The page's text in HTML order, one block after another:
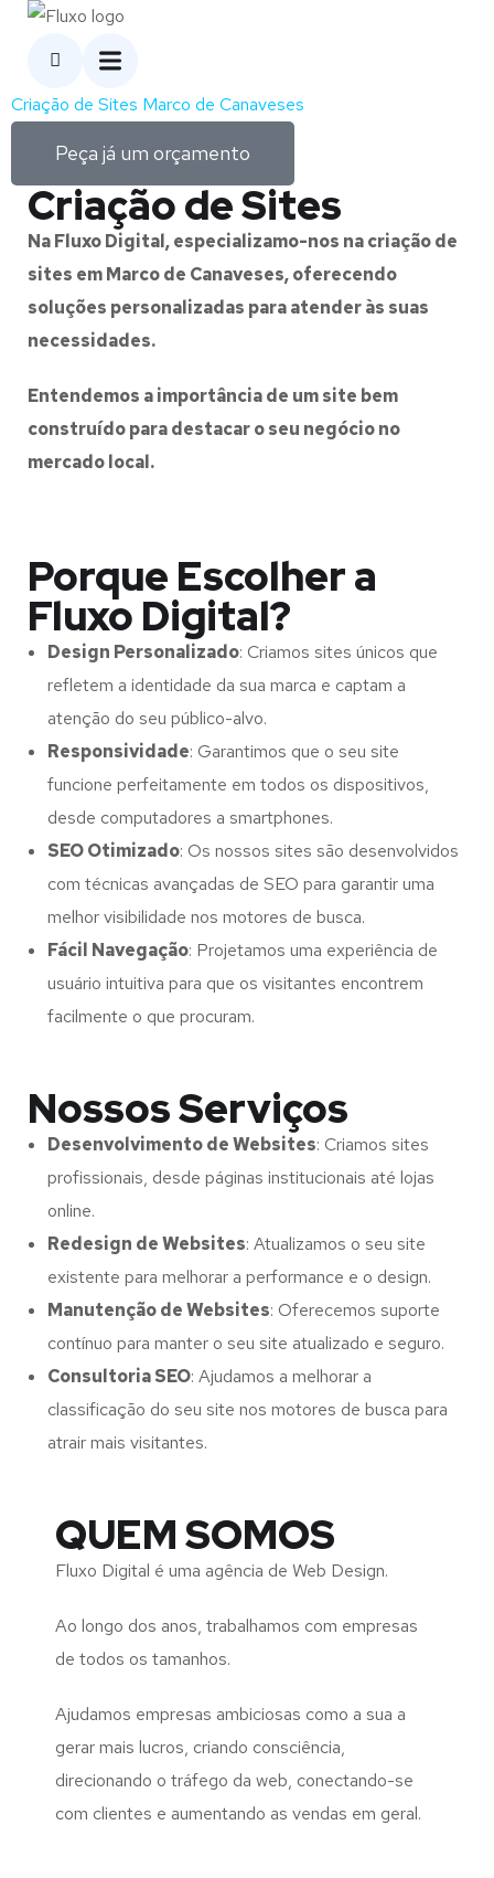
Criação de Sites Marco de Canaveses
Peça já um orçamento
Criação de Sites
Na Fluxo Digital, especializamo-nos na criação de
sites em Marco de Canaveses, oferecendo
soluções personalizadas para atender às suas
necessidades.
Entendemos a importância de um site bem
construído para destacar o seu negócio no
mercado local.
Porque Escolher a
Fluxo Digital?
Design Personalizado: Criamos sites únicos que
refletem a identidade da sua marca e captam a
atenção do seu público-alvo.
Responsividade: Garantimos que o seu site
funcione perfeitamente em todos os dispositivos,
desde computadores a smartphones.
SEO Otimizado: Os nossos sites são desenvolvidos
com técnicas avançadas de SEO para garantir uma
melhor visibilidade nos motores de busca.
Fácil Navegação: Projetamos uma experiência de
usuário intuitiva para que os visitantes encontrem
facilmente o que procuram.
Nossos Serviços
Desenvolvimento de Websites: Criamos sites
profissionais, desde páginas institucionais até lojas
online.
Redesign de Websites: Atualizamos o seu site
existente para melhorar a performance e o design.
Manutenção de Websites: Oferecemos suporte
contínuo para manter o seu site atualizado e seguro.
Consultoria SEO: Ajudamos a melhorar a
classificação do seu site nos motores de busca para
atrair mais visitantes.
QUEM SOMOS
Fluxo Digital é uma agência de Web Design.
Ao longo dos anos, trabalhamos com empresas
de todos os tamanhos.
Ajudamos empresas ambiciosas como a sua a
gerar mais lucros, criando consciência,
direcionando o tráfego da web, conectando-se
com clientes e aumentando as vendas em geral.